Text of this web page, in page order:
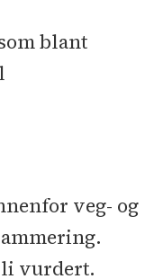
blant
veg- og
vurdert.